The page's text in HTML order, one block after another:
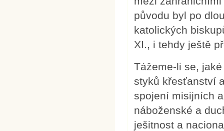
původu byl po
katolických
XI., i tehdy ještě
Tážeme-li se,
styků křesťanství
spojení misijních
náboženské a
ješitnost a